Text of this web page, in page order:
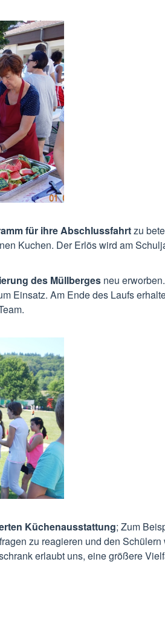
für ihre Abschlussfahrtzu
Kuchen. Der Erlös wird am
des Müllberges neu
Einsatz. Am Ende des Laufs
Küchenausstattung; Zum
zu reagieren und den Schülern
erlaubt uns, eine größere